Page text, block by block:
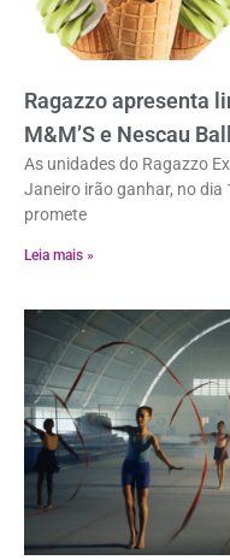
Ragazzo apresenta
M&M’S e Nescau Ball
As unidades do Ragazzo
Janeiro irão ganhar, no dia
promete
Leia mais »